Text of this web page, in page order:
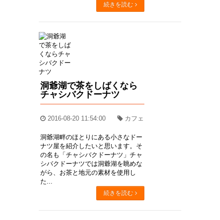
続きを読む
洞爺湖で茶をしばくなら
チャシバクドーナツ
2016-08-20 11:54:00 カフェ
洞爺湖畔のほとりにある小さなドー
ナツ屋を紹介したいと思います。そ
の名も「チャシバクドーナツ」チャ
シバクドーナツでは洞爺湖を眺めな
がら、お茶と地元の素材を使用し
た...
続きを読む